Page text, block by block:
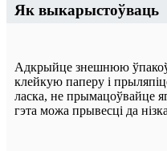
Як выкарыстоўваць
Адкрыйце знешнюю
клейкую паперу і
ласка, не прымацоўвайце
гэта можа прывесці да